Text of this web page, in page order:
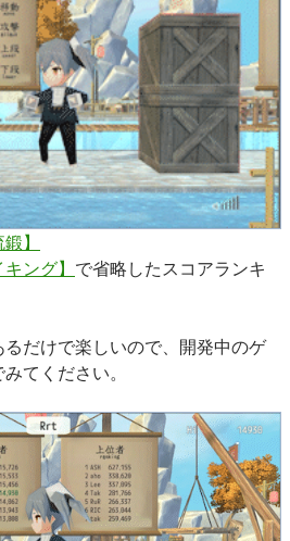
】
ング】 で省略したスコアランキ
だけで楽しいので、開発中のゲ
てください。